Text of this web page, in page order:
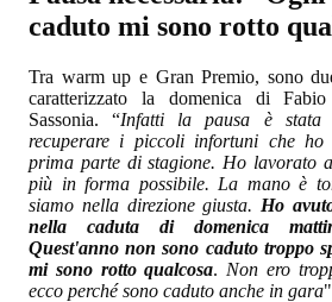
caduto mi sono rotto
Tra warm up e Gran Premio, sono
caratterizzato la domenica di
Sassonia. “Infatti la pausa è stata
recuperare i piccoli infortuni che ho
prima parte di stagione. Ho lavorato
più in forma possibile. La mano è
siamo nella direzione giusta. Ho
nella caduta di domenica
Quest'anno non sono caduto troppo
mi sono rotto qualcosa. Non ero
ecco perché sono caduto anche in gara